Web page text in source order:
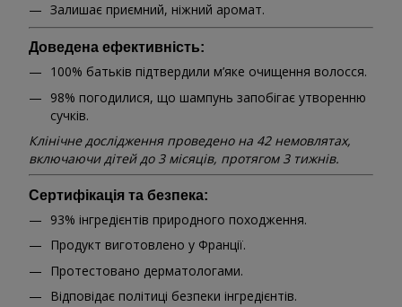
Залишає приємний, ніжний аромат.
Доведена ефективність:
100% батьків підтвердили м’яке очищення волосся.
98% погодилися, що шампунь запобігає утворенню
сучків.
Клінічне дослідження проведено на 42 немовлятах,
включаючи дітей до 3 місяців, протягом 3 тижнів.
Сертифікація та безпека:
93% інгредієнтів природного походження.
Продукт виготовлено у Франції.
Протестовано дерматологами.
Відповідає політиці безпеки інгредієнтів.